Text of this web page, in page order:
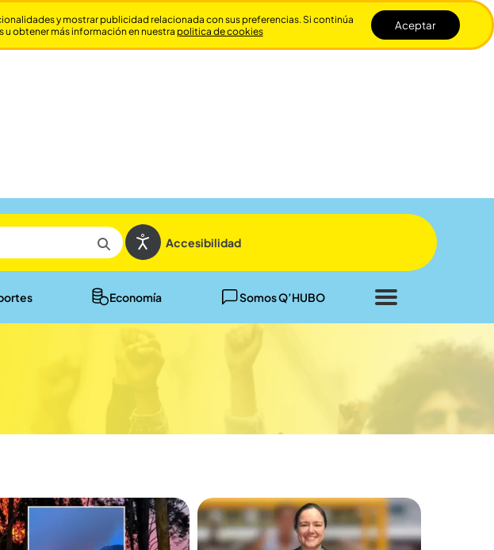
Accesibilidad
Economía Somos Q’HUBO
Cerrar
y mostrar publicidad relacionada con sus preferencias. Si continúa
obtener más información en nuestra politica de cookies Aceptar